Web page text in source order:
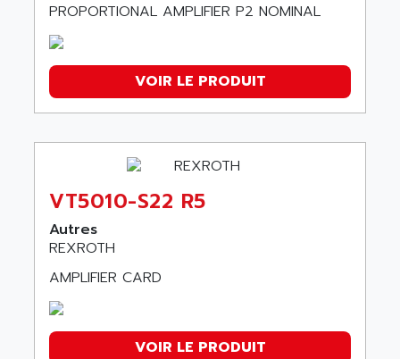
PROPORTIONAL AMPLIFIER P2 NOMINAL
VOIR LE PRODUIT
VT5010-S22 R5
Autres
REXROTH
AMPLIFIER CARD
VOIR LE PRODUIT